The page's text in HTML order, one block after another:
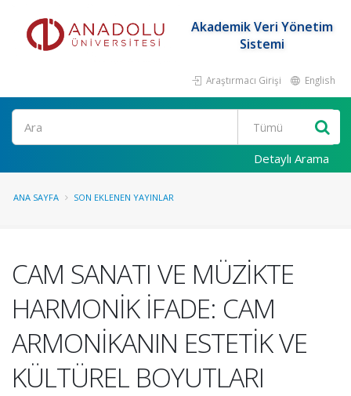
Akademik Veri Yönetim
Sistemi
Araştırmacı Girişi English
Ara
Detaylı Arama
ANA SAYFA SON EKLENEN YAYINLAR
CAM SANATI VE MÜZİKTE
HARMONİK İFADE: CAM
ARMONİKANIN ESTETİK VE
KÜLTÜREL BOYUTLARI